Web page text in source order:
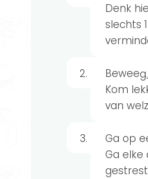
Denk
slechts
Beweeg.
Kom
van
Ga op
Ga elke